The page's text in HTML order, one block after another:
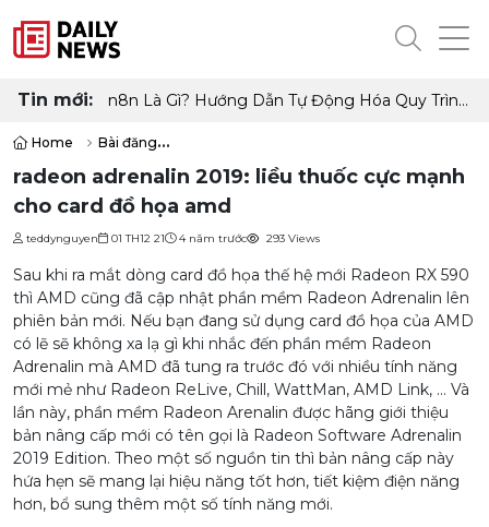
Tin mới:
🚀 OpenClaw là gì? Toàn tập từ A–Z + cách triển
Home
Bài đăng
radeon adrenalin 2019: liều thuốc cực mạnh cho card đồ họa amd
radeon adrenalin 2019: liều thuốc cực mạnh
cho card đồ họa amd
teddynguyen 01 TH12 21 4 năm trước 293 Views
Sau khi ra mắt dòng card đồ họa thế hệ mới Radeon RX 590
thì AMD cũng đã cập nhật phần mềm Radeon Adrenalin lên
phiên bản mới. Nếu bạn đang sử dụng card đồ họa của AMD
có lẽ sẽ không xa lạ gì khi nhắc đến phần mềm Radeon
Adrenalin mà AMD đã tung ra trước đó với nhiều tính năng
mới mẻ như Radeon ReLive, Chill, WattMan, AMD Link, … Và
lần này, phần mềm Radeon Arenalin được hãng giới thiệu
bản nâng cấp mới có tên gọi là Radeon Software Adrenalin
2019 Edition. Theo một số nguồn tin thì bản nâng cấp này
hứa hẹn sẽ mang lại hiệu năng tốt hơn, tiết kiệm điện năng
hơn, bổ sung thêm một số tính năng mới.